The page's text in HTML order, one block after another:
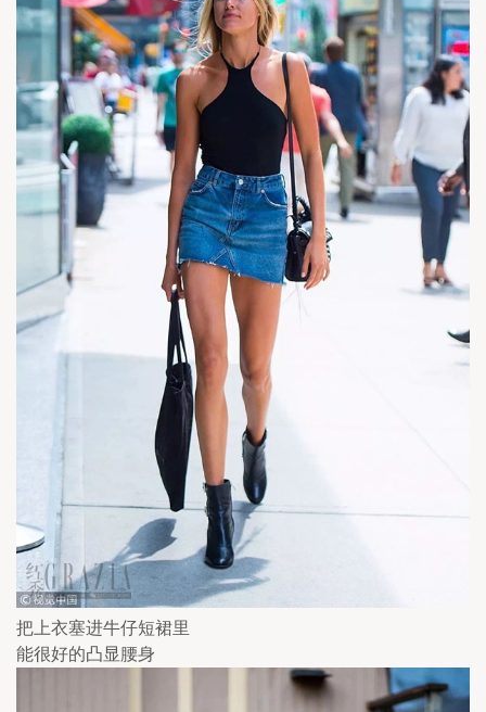
把上衣塞进牛仔短裙里
能很好的凸显腰身